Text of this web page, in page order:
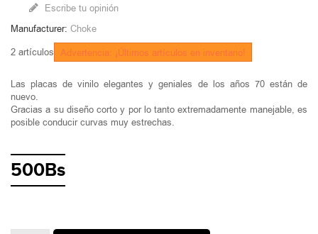
Escribe tu opinión
Manufacturer: Choke
2 artículos Advertencia: ¡Últimos artículos en inventario!
Las placas de vinilo elegantes y geniales de los años 70 están de
nuevo.
Gracias a su diseño corto y por lo tanto extremadamente manejable, es
posible conducir curvas muy estrechas.
500Bs